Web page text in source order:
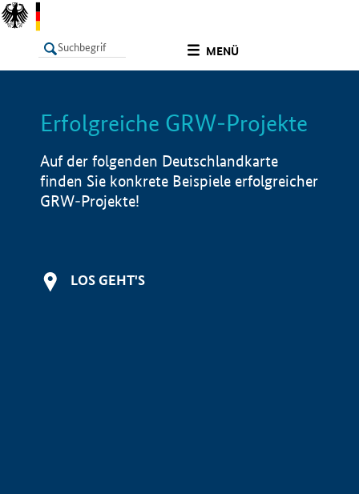
MENÜ
LISTE Info
Erfolgreiche GRW-Projekte
Auf der folgenden Deutschlandkarte
finden Sie konkrete Beispiele erfolgreicher
GRW-Projekte!
LOS GEHT'S